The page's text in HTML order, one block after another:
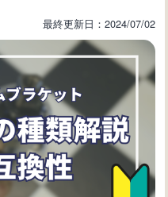
最終更新日：2024/07/02